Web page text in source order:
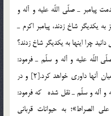
پيامبر ـ صلّي اللّه عليه و آله و
يكديگر شاخ زدند، پيامبر اكرم ـ
چرا اينها به يكديگر شاخ زدند؟
اللّه عليه و آله و سلّم ـ فرمود:
ليكن خداوند مي داند و به زودي در ميان آنها داوري خواهد كرد.[2] و در
و آله و سلّم ـ نقل شده كه فرمود:
الصراط»؛ به حيوانات قرباني